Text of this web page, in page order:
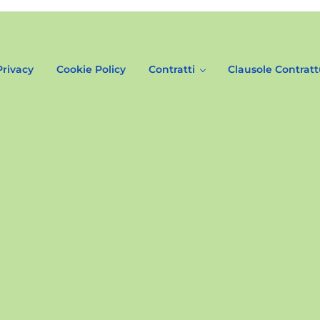
Cookie Policy Contratti Clausole